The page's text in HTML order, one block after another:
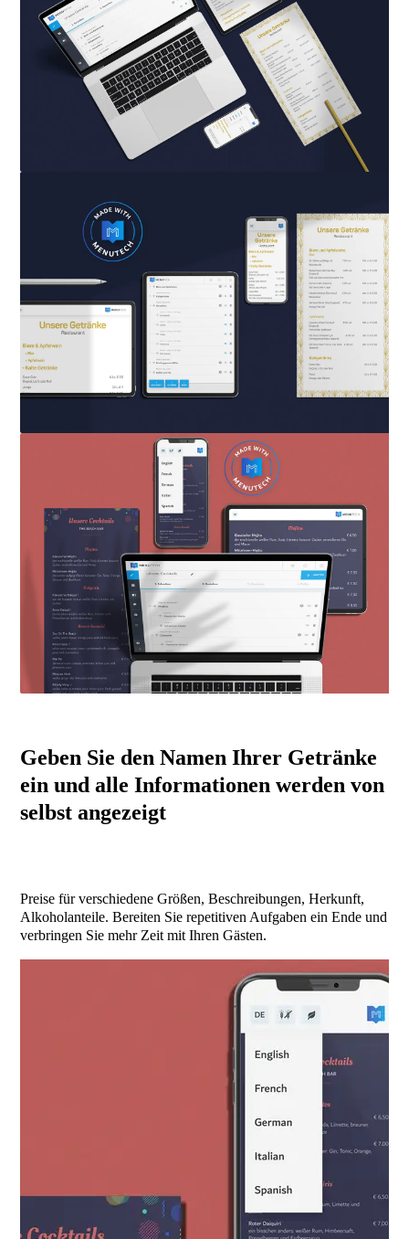
Geben Sie den Namen Ihrer Getränke
ein und alle Informationen werden von
selbst angezeigt
Preise für verschiedene Größen, Beschreibungen, Herkunft,
Alkoholanteile. Bereiten Sie repetitiven Aufgaben ein Ende und
verbringen Sie mehr Zeit mit Ihren Gästen.